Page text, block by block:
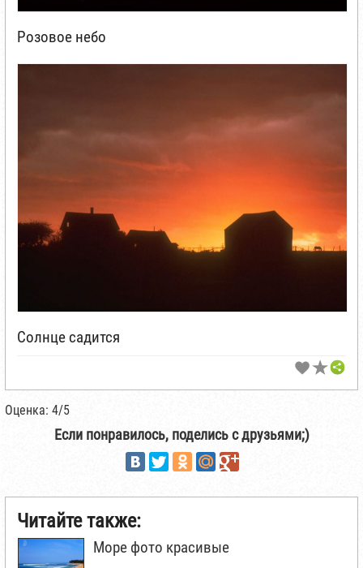
Розовое небо
Солнце садится
Оценка: 4/5
Если понравилось, поделись с друзьями;)
Читайте также:
Море фото красивые